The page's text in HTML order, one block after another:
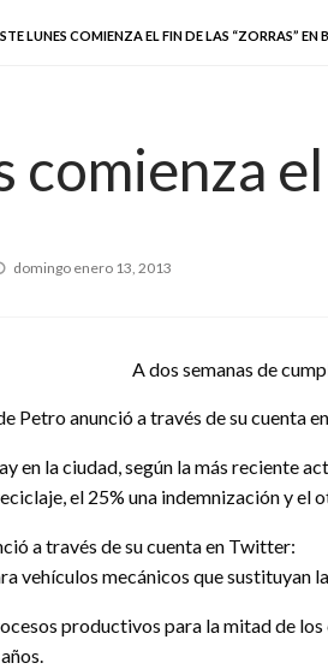
LUNES COMIENZA EL FIN DE LAS “ZORRAS” EN
comienza
Publicado
domingo enero 13, 2013
A dos semanas de
Petro anunció a través de su cuenta
en la ciudad, según la más reciente
el 25% una indemnización y
a través de su cuenta en Twitter:
vehículos mecánicos que sustituyan
productivos para la mitad de